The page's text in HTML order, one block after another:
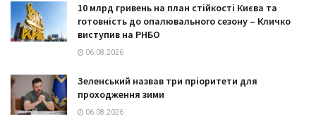
10 млрд гривень на план стійкості Києва та
готовність до опалювального сезону – Кличко
виступив на РНБО
06.08.2026
Зеленський назвав три пріоритети для
проходження зими
06.08.2026